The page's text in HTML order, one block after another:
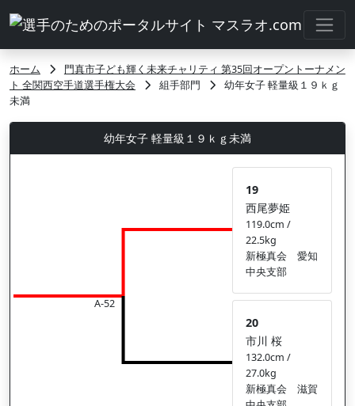
ホーム
門真市子ども輝く未来チャリティ 第35回オープントーナメン
ト 全関西空手道選手権大会
組手部門
幼年女子 軽量級１９ｋｇ
未満
幼年女子 軽量級１９ｋｇ未満
A-52
19
西尾夢姫
119.0cm /
22.5kg
新極真会 愛知
中央支部
20
市川 桜
132.0cm /
27.0kg
新極真会 滋賀